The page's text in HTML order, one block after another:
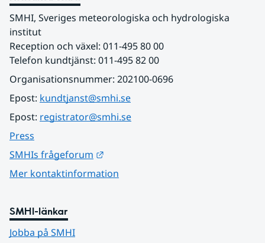
SMHI, Sveriges meteorologiska och hydrologiska
institut
Reception och växel: 011-495 80 00
Telefon kundtjänst: 011-495 82 00
Organisationsnummer: 202100-0696
Epost: kundtjanst@smhi.se
Epost: registrator@smhi.se
Press
SMHIs frågeforum
Mer kontaktinformation
SMHI-länkar
Jobba på SMHI